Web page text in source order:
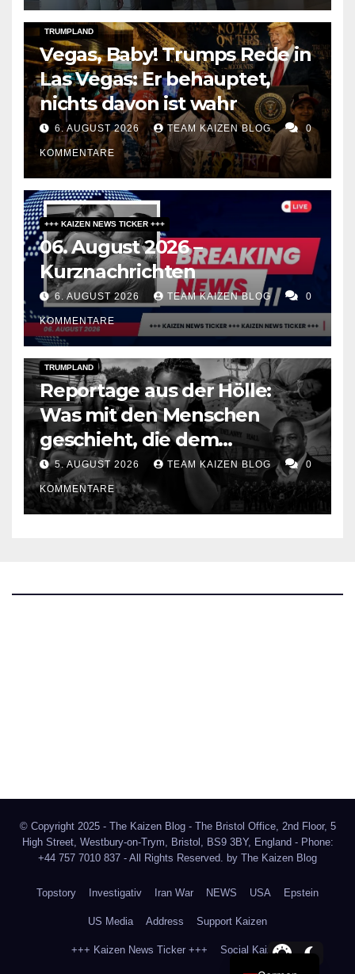
DARK AMERICA SOCIAL & POLITICS TOPSTORY
TRUMPLAND
Vegas, Baby! Trumps Rede in
Las Vegas: Er behauptet,
nichts davon ist wahr
6. AUGUST 2026 TEAM KAIZEN BLOG 0
KOMMENTARE
+++ KAIZEN NEWS TICKER +++
06. August 2026 –
Kurznachrichten
6. AUGUST 2026 TEAM KAIZEN BLOG 0
KOMMENTARE
DARK AMERICA
TRUMPLAND
Reportage aus der Hölle:
Was mit den Menschen
geschieht, die dem
amerikanischen
Heimatschutz in die Hände
fallen
5. AUGUST 2026 TEAM KAIZEN BLOG 0
KOMMENTARE
© Copyright 2025 - The Kaizen Blog - The Bristol Office, 2nd Floor, 5
High Street, Westbury-on-Trym, Bristol, BS9 3BY, England - Phone:
+44 757 7010 837 - All Rights Reserved. by The Kaizen Blog
Topstory Investigativ Iran War NEWS USA Epstein
US Media Address Support Kaizen
+++ Kaizen News Ticker +++ Social Kaizen